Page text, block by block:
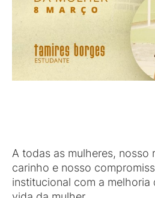
A todas as mulheres, nosso
carinho e nosso
institucional com a